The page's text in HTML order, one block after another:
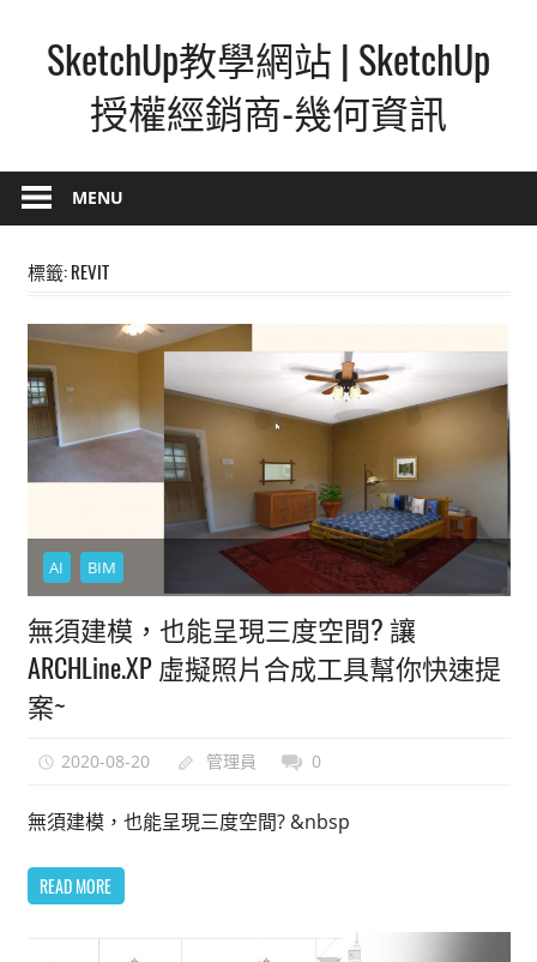
contentSketchUp教學網站 | SketchUp
授權經銷商-幾何資訊
–
最
覺
設
計
方
式,
能
上
手
的
軟
體
MENU
標籤:REVIT
AI BIM
無須建模，也能呈現三度空間? 讓
ARCHLine.XP 虛擬照片合成工具幫你快速提
案~
2020-08-20 管理員 0
無須建模，也能呈現三度空間? &nbsp
READ MORE